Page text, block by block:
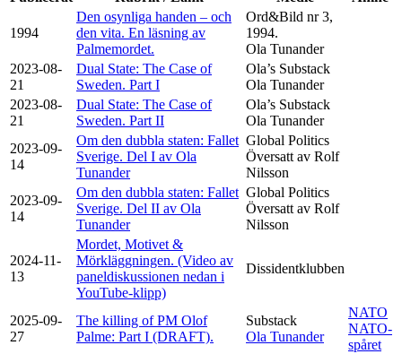
1994
Den osynliga handen – och
den vita. En läsning av
Palmemordet.
Ord&Bild nr 3,
1994.
Ola Tunander
2023-08-
21
Dual State: The Case of
Sweden. Part I
Ola’s Substack
Ola Tunander
2023-08-
21
Dual State: The Case of
Sweden. Part II
Ola’s Substack
Ola Tunander
2023-09-
14
Om den dubbla staten: Fallet
Sverige. Del I av Ola
Tunander
Global Politics
Översatt av Rolf
Nilsson
2023-09-
14
Om den dubbla staten: Fallet
Sverige. Del II av Ola
Tunander
Global Politics
Översatt av Rolf
Nilsson
2024-11-
13
Mordet, Motivet &
Mörkläggningen. (Video av
paneldiskussionen nedan i
YouTube-klipp)
Dissidentklubben
2025-09-
27
The killing of PM Olof
Palme: Part I (DRAFT).
Substack
Ola Tunander
NATO
NATO-
spåret